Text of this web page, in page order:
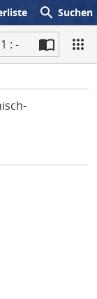
search Suchen
1 : -